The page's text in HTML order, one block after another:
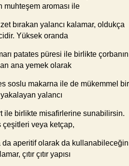
muhteşem aroması ile
bırakan yalancı kalamar, oldukça
Yüksek oranda
patates püresi ile birlikte çorbanın
ana yemek olarak
soslu makarna ile de mükemmel bir
yalancı
ile birlikte misafirlerine sunabilirsin.
çeşitleri veya ketçap,
da aperitif olarak da kullanabileceğin
çıtır çıtır yapısı